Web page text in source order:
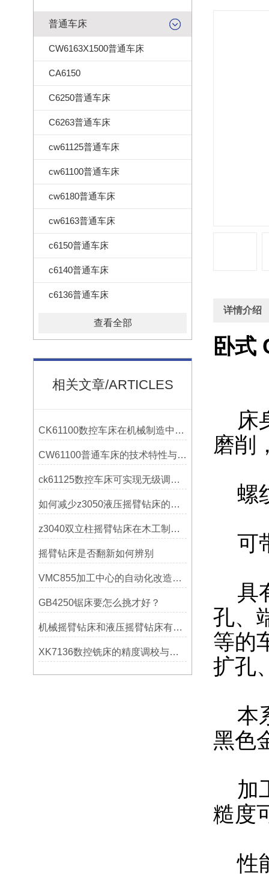
普通车床
CW6163X1500普通车床
CA6150
C6250普通车床
C6263普通车床
cw61125普通车床
cw61100普通车床
cw6180普通车床
cw6163普通车床
c6150普通车床
c6140普通车床
c6136普通车床
查看全部
相关文章/ARTICLES
CK61100数控车床在机械制造中的实际表现
CW61100普通车床的技术特性与操作优势
ck61125数控车床可实现无级调速控制
如何减少z3050液压摇臂钻床的故障和维修成本？
z3040双立柱摇臂钻床在木工制作中的应用
摇臂钻床是否翻新如何辨别
VMC855加工中心的自动化改造与智能化应用说明
GB4250锯床要怎么挑才好？
机械摇臂钻床和液压摇臂钻床有什么区别
XK7136数控铣床的精度调校与性能优化
详情介绍
卧式
床
磨削
螺
可
具
孔、
等的
扩孔
本
黑色
加
糙度
性